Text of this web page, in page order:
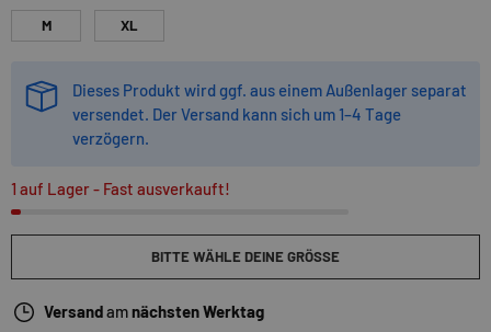
M XL
Dieses Produkt wird ggf. aus einem Außenlager separat
versendet. Der Versand kann sich um 1–4 Tage
verzögern.
1 auf Lager- Fast ausverkauft!
BITTE WÄHLE DEINE GRÖSSE
Versandamnächsten Werktag